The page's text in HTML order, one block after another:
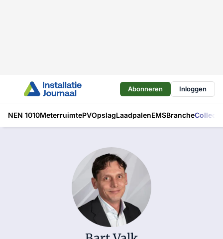
Abonneren Inloggen
NEN 1010MeterruimtePVOpslagLaadpalenEMSBranche